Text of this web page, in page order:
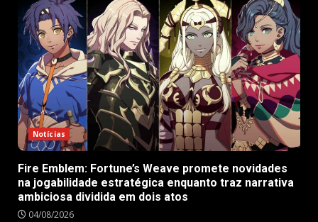
Notícias
Fire Emblem: Fortune’s Weave promete novidades
na jogabilidade estratégica enquanto traz narrativa
ambiciosa dividida em dois atos
04/08/2026